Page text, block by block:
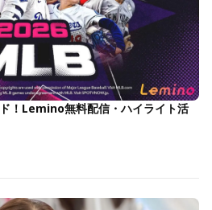
！Lemino無料配信・ハイライト活